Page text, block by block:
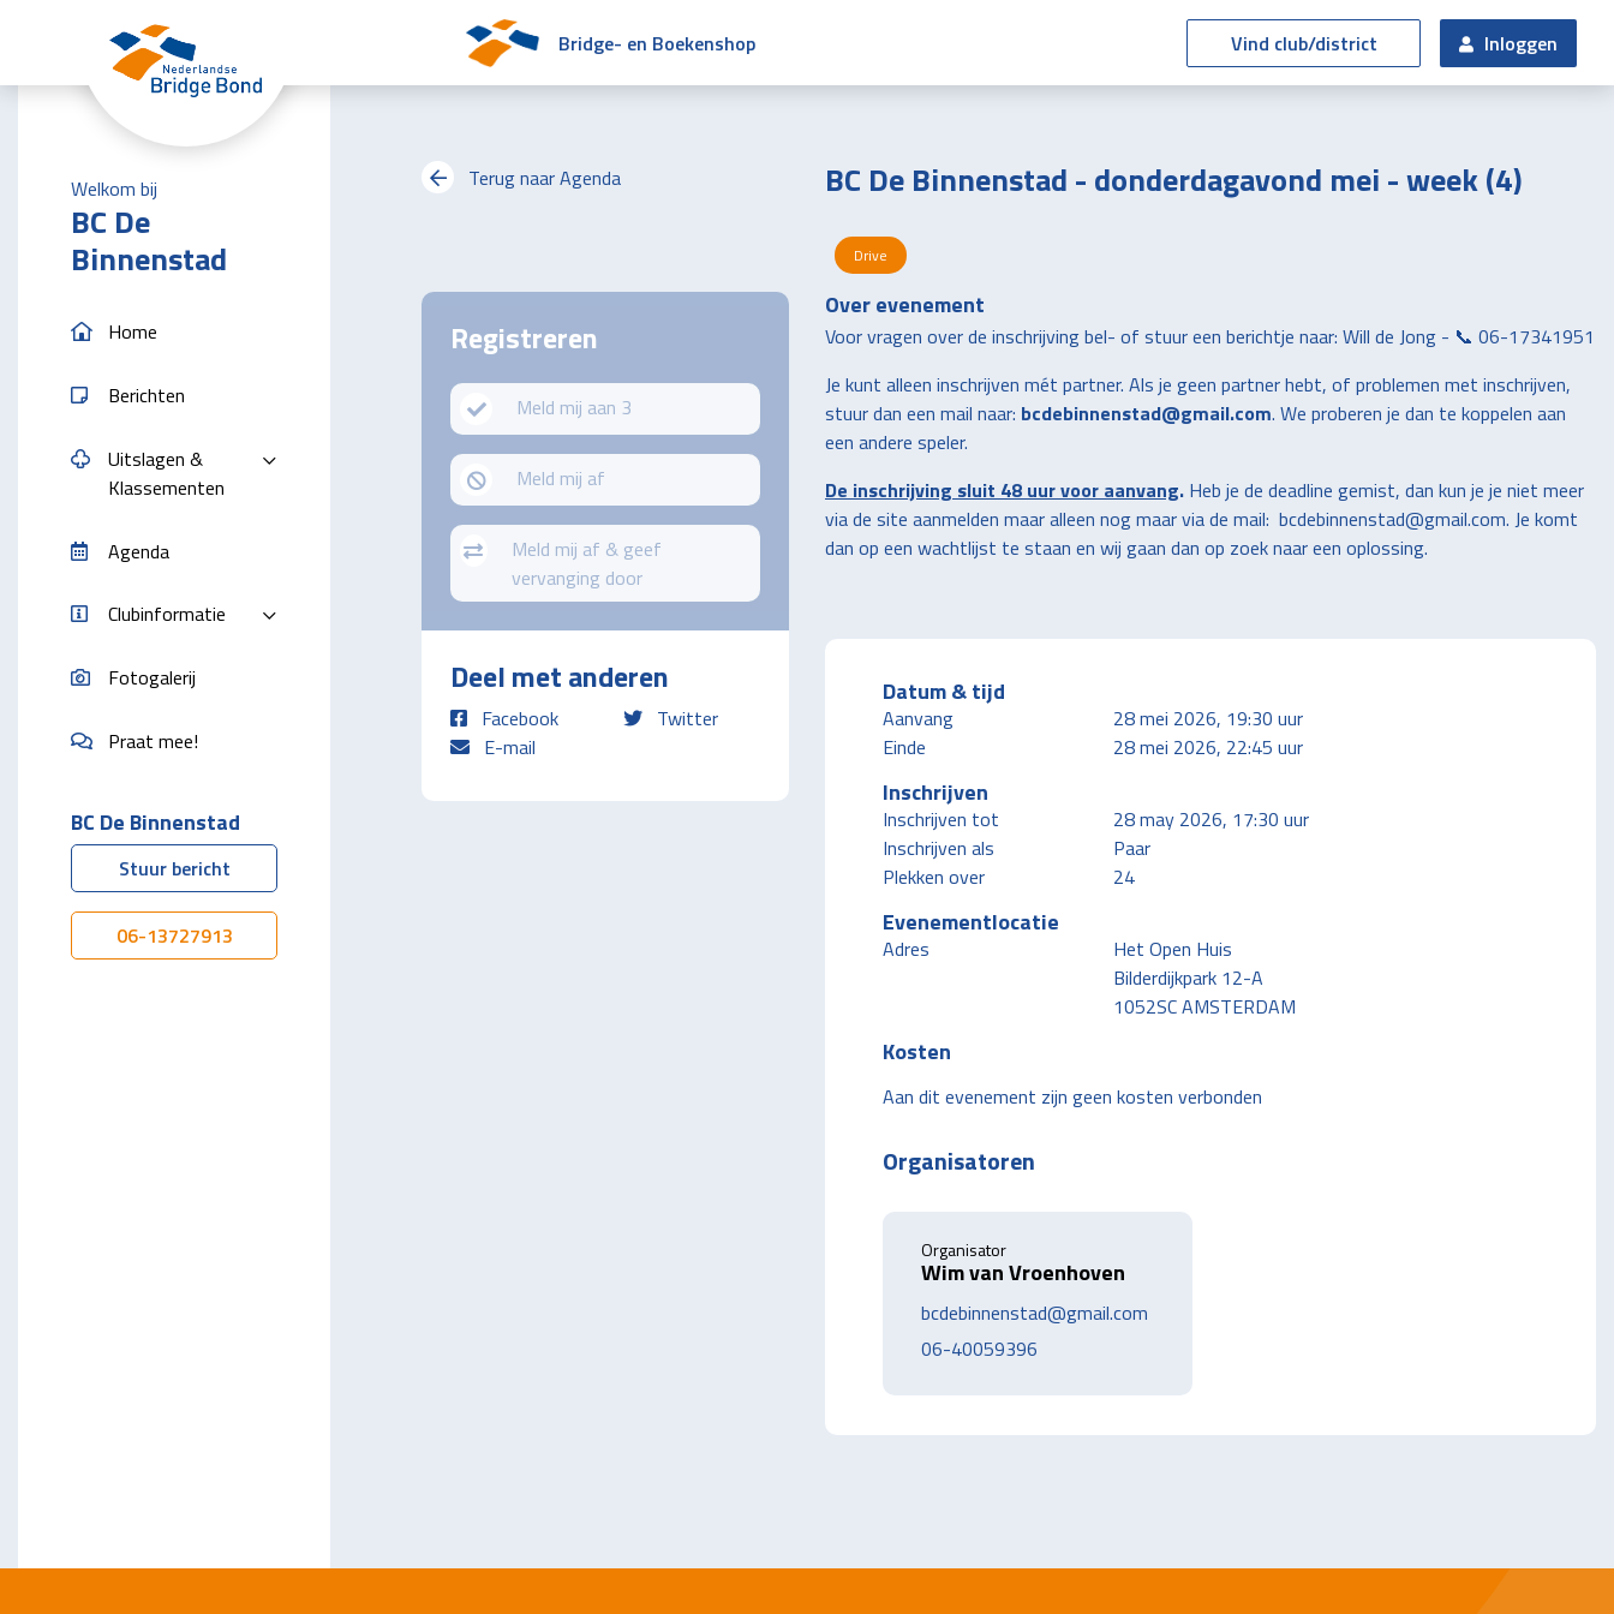
Bridge- en Boekenshop
Vind club/district Inloggen
Welkom bij
BC De
Binnenstad
Home
Berichten
Uitslagen &
Klassementen
Agenda
Clubinformatie
Fotogalerij
Praat mee!
BC De Binnenstad
Stuur bericht
06-13727913
Terug naar Agenda BC De Binnenstad - donderdagavond mei - week (4)
Drive
Registreren
Meld mij aan 3
Meld mij af
Meld mij af & geef
vervanging door
Deel met anderen
Facebook
Twitter
E-mail
Over evenement
Voor vragen over de inschrijving bel- of stuur een berichtje naar: Will de Jong - 📞 06-17341951
Je kunt alleen inschrijven mét partner. Als je geen partner hebt, of problemen met inschrijven,
stuur dan een mail naar: bcdebinnenstad@gmail.com. We proberen je dan te koppelen aan
een andere speler.
De inschrijving sluit 48 uur voor aanvang.Heb je de deadline gemist, dan kun je je niet meer
via de site aanmelden maar alleen nog maar via de mail: bcdebinnenstad@gmail.com. Je komt
dan op een wachtlijst te staan en wij gaan dan op zoek naar een oplossing.
Datum & tijd
Aanvang
28 mei 2026, 19:30 uur
Einde
28 mei 2026, 22:45 uur
Inschrijven
Inschrijven tot
28 may 2026, 17:30 uur
Inschrijven als
Paar
Plekken over
24
Evenementlocatie
Adres
Het Open Huis
Bilderdijkpark 12-A
1052SC AMSTERDAM
Kosten
Aan dit evenement zijn geen kosten verbonden
Organisatoren
Organisator
Wim van Vroenhoven
bcdebinnenstad@gmail.com
06-40059396